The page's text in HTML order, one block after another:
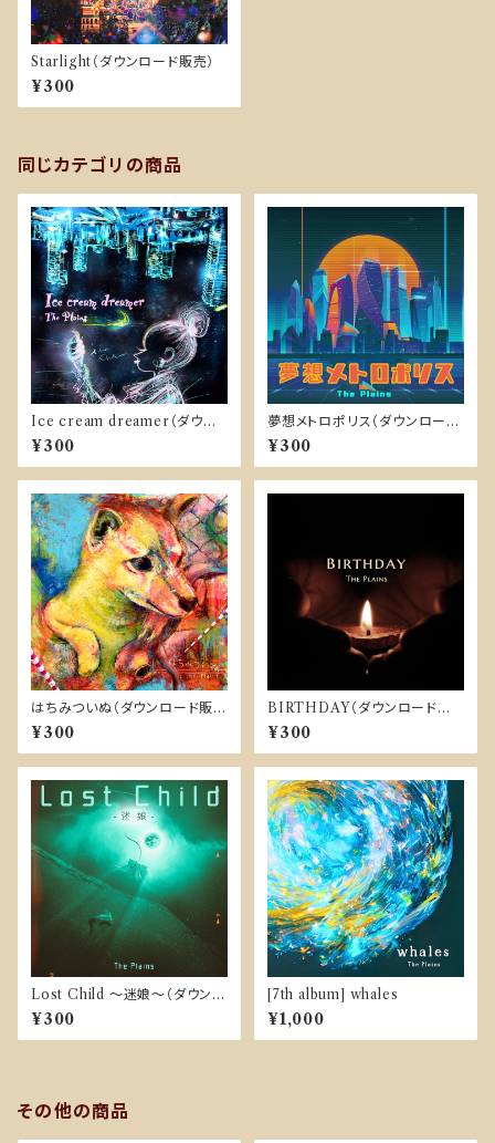
Starlight（ダウンロード販売）
¥300
同じカテゴリの商品
Ice cream dreamer（ダウン
ロード販売）
¥300
夢想メトロポリス（ダウンロード
販売）
¥300
はちみついぬ（ダウンロード販
売）
¥300
BIRTHDAY（ダウンロード販
売）
¥300
Lost Child ～迷娘～（ダウンロ
ード販売）
¥300
[7th album] whales
¥1,000
その他の商品